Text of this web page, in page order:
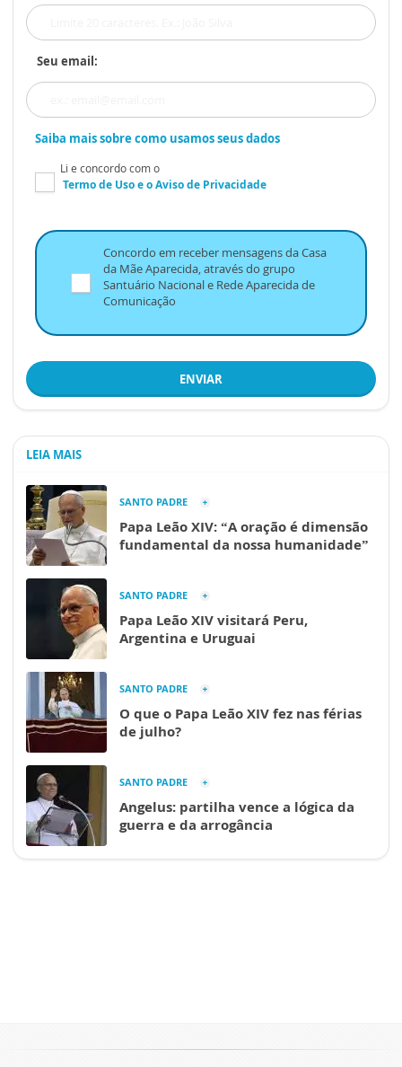
Seu email:
Saiba mais sobre como usamos seus dados
Li e concordo com o
Termo de Usoe oAviso de Privacidade
Concordo em receber mensagens da Casa
da Mãe Aparecida, através do grupo
Santuário Nacional e Rede Aparecida de
Comunicação
ENVIAR
LEIA MAIS
SANTO PADRE
Papa Leão XIV: “A oração é dimensão
fundamental da nossa humanidade”
SANTO PADRE
Papa Leão XIV visitará Peru,
Argentina e Uruguai
SANTO PADRE
O que o Papa Leão XIV fez nas férias
de julho?
SANTO PADRE
Angelus: partilha vence a lógica da
guerra e da arrogância